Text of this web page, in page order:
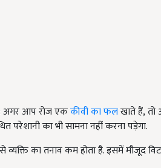
अगर आप रोज एककीवी का फलखाते हैं,
परेशानी का भी सामना नहीं करना पड़ेगा.
व्यक्ति का तनाव कम होता है. इसमें मौजूद